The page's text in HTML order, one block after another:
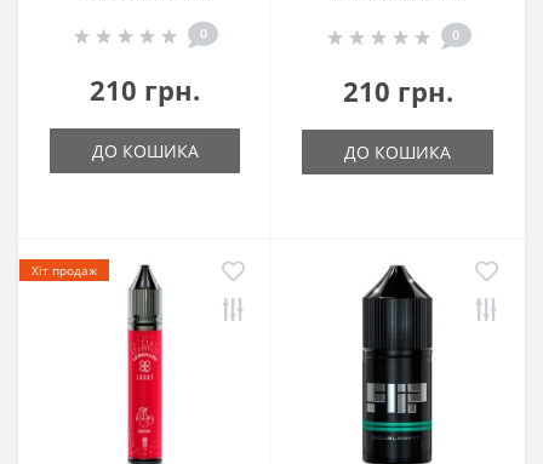
0
210 грн.
ДО КОШИКА
0
210 грн.
ДО КОШИКА
Хіт продаж